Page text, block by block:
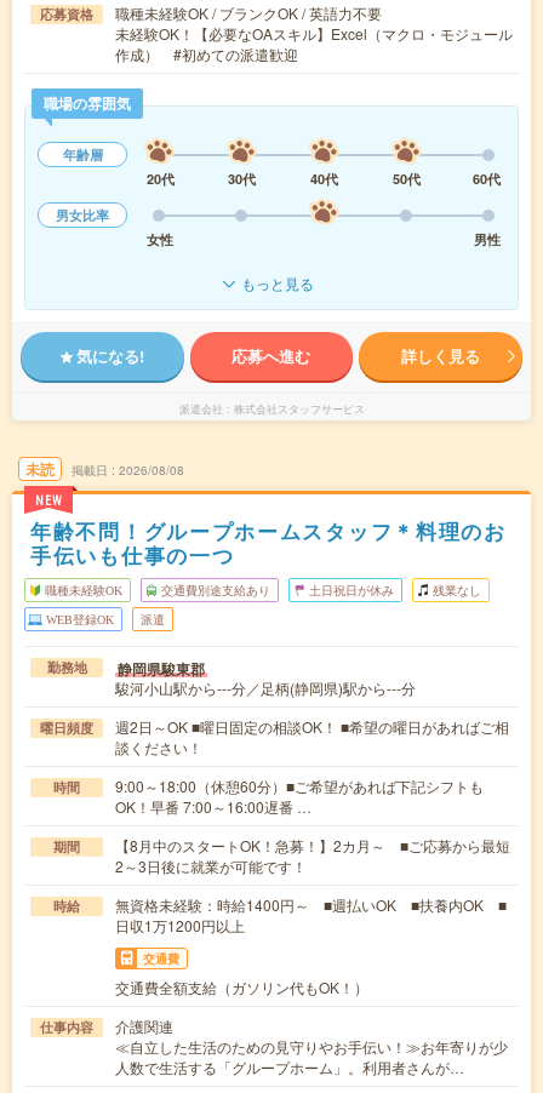
応募資格
職種未経験OK / ブランクOK / 英語力不要
未経験OK！【必要なOAスキル】Excel（マクロ・モジュール
作成） #初めての派遣歓迎
職場の雰囲気
年齢層
20代
30代 40代 50代
60代
男女比率
女性
男性
もっと見る
気になる! 応募へ進む 詳しく見る
派遣会社 株式会社スタッフサービス
未読
NEW
掲載日 2026/08/08
年齢不問！グループホームスタッフ＊料理のお
手伝いも仕事の一つ
職種未経験OK 交通費別途支給あり 土日祝日が休み 残業なし
WEB登録OK 派遣
勤務地 静岡県駿東郡
駿河小山駅から---分／足柄(静岡県)駅から---分
曜日頻度
週2日～OK ■曜日固定の相談OK！ ■希望の曜日があればご相
談ください！
時間
9:00～18:00（休憩60分）■ご希望があれば下記シフトも
OK！早番 7:00～16:00遅番 …
期間
【8月中のスタートOK！急募！】2カ月～ ■ご応募から最短
2～3日後に就業が可能です！
時給
無資格未経験：時給1400円～ ■週払いOK ■扶養内OK ■
日収1万1200円以上
交通費
交通費全額支給（ガソリン代もOK！）
仕事内容
介護関連
≪自立した生活のための見守りやお手伝い！≫お年寄りが少
人数で生活する「グループホーム」。利用者さんが…